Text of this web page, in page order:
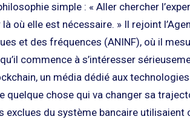
simple : « Aller chercher
où elle est nécessaire. » Il rejoint
et des fréquences (ANINF), où il
commence à s’intéresser
un média dédié aux technologies
quelque chose qui va changer sa
exclues du système bancaire utilisaient